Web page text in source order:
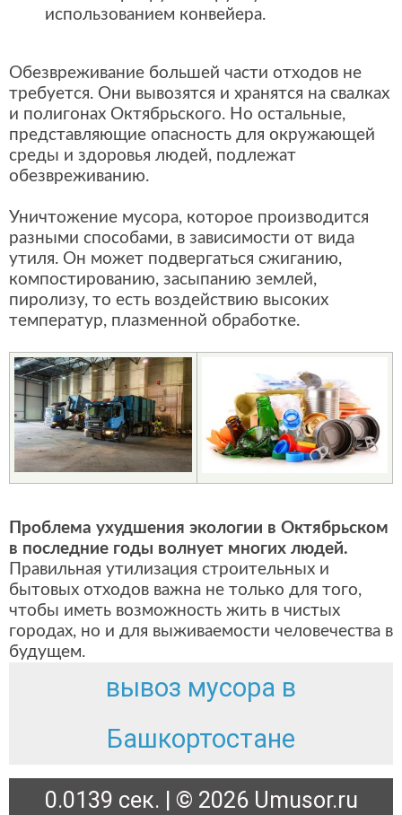
использованием конвейера.
Обезвреживание большей части отходов не
требуется. Они вывозятся и хранятся на свалках
и полигонах Октябрьского. Но остальные,
представляющие опасность для окружающей
среды и здоровья людей, подлежат
обезвреживанию.
Уничтожение мусора, которое производится
разными способами, в зависимости от вида
утиля. Он может подвергаться сжиганию,
компостированию, засыпанию землей,
пиролизу, то есть воздействию высоких
температур, плазменной обработке.
Проблема ухудшения экологии в Октябрьском
в последние годы волнует многих людей.
Правильная утилизация строительных и
бытовых отходов важна не только для того,
чтобы иметь возможность жить в чистых
городах, но и для выживаемости человечества в
будущем.
вывоз мусора в
Башкортостане
0.0139 сек. | © 2026 Umusor.ru